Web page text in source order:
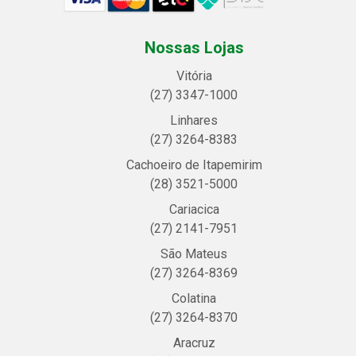
Nossas Lojas
Vitória
(27) 3347-1000
Linhares
(27) 3264-8383
Cachoeiro de Itapemirim
(28) 3521-5000
Cariacica
(27) 2141-7951
São Mateus
(27) 3264-8369
Colatina
(27) 3264-8370
Aracruz